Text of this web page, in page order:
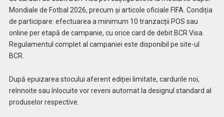
Mondiale de Fotbal 2026, precum și articole oficiale FIFA. Condiția
de participare: efectuarea a minimum 10 tranzacții POS sau
online per etapă de campanie, cu orice card de debit BCR Visa.
Regulamentul complet al campaniei este disponibil pe site-ul
BCR.
După epuizarea stocului aferent ediției limitate, cardurile noi,
reînnoite sau înlocuite vor reveni automat la designul standard al
produselor respective.